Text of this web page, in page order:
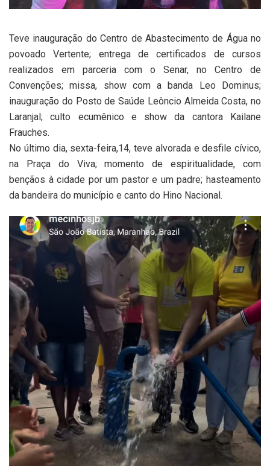
Teve inauguração do Centro de Abastecimento de Água no
povoado Vertente; entrega de certificados de cursos
realizados em parceria com o Senar, no Centro de
Convenções; missa, show com a banda Leo Dominus;
inauguração do Posto de Saúde Leôncio Almeida Costa, no
Laranjal; culto ecumênico e show da cantora Kailane
Frauches.
No último dia, sexta-feira,14, teve alvorada e desfile cívico,
na Praça do Viva; momento de espiritualidade, com
bençãos à cidade por um pastor e um padre; hasteamento
da bandeira do município e canto do Hino Nacional.